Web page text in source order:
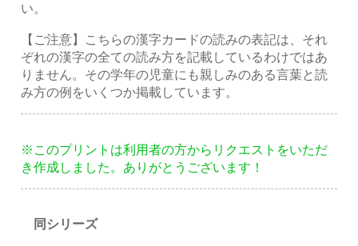
い。
【ご注意】こちらの漢字カードの読みの表記は、それ
ぞれの漢字の全ての読み方を記載しているわけではあ
りません。その学年の児童にも親しみのある言葉と読
み方の例をいくつか掲載しています。
※このプリントは利用者の方からリクエストをいただ
き作成しました。ありがとうございます！
同シリーズ